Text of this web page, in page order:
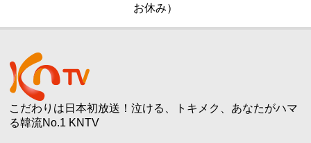
お休み）
こだわりは日本初放送！泣ける、トキメク、あなたがハマ
る韓流No.1 KNTV